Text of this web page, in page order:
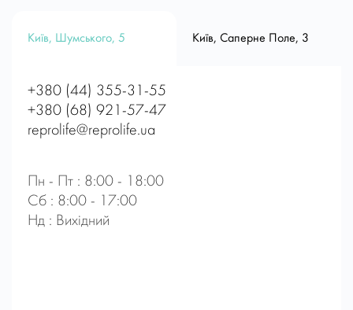
Київ, Шумського, 5 Київ, Саперне Поле, 3
+380 (44) 355-31-55
+380 (68) 921-57-47
reprolife@reprolife.ua
Пн - Пт : 8:00 - 18:00
Сб : 8:00 - 17:00
Нд : Вихідний